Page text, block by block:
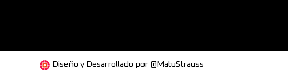
Diseño y Desarrollado por @MatuStrauss